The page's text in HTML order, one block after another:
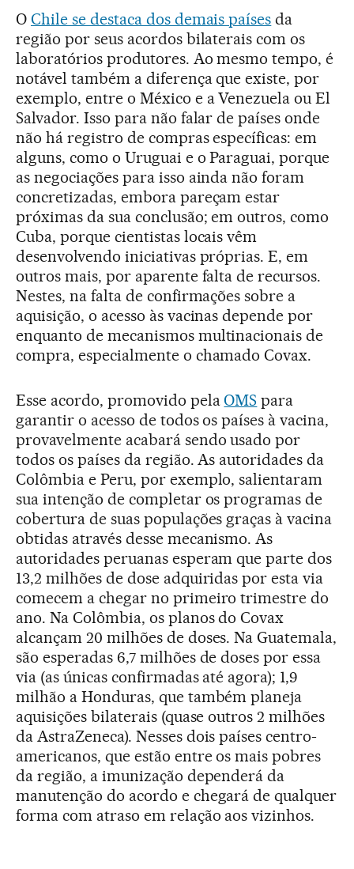
O Chile se destaca dos demais países da
região por seus acordos bilaterais com os
laboratórios produtores. Ao mesmo tempo, é
notável também a diferença que existe, por
exemplo, entre o México e a Venezuela ou El
Salvador. Isso para não falar de países onde
não há registro de compras específicas: em
alguns, como o Uruguai e o Paraguai, porque
as negociações para isso ainda não foram
concretizadas, embora pareçam estar
próximas da sua conclusão; em outros, como
Cuba, porque cientistas locais vêm
desenvolvendo iniciativas próprias. E, em
outros mais, por aparente falta de recursos.
Nestes, na falta de confirmações sobre a
aquisição, o acesso às vacinas depende por
enquanto de mecanismos multinacionais de
compra, especialmente o chamado Covax.
Esse acordo, promovido pela OMS para
garantir o acesso de todos os países à vacina,
provavelmente acabará sendo usado por
todos os países da região. As autoridades da
Colômbia e Peru, por exemplo, salientaram
sua intenção de completar os programas de
cobertura de suas populações graças à vacina
obtidas através desse mecanismo. As
autoridades peruanas esperam que parte dos
13,2 milhões de dose adquiridas por esta via
comecem a chegar no primeiro trimestre do
ano. Na Colômbia, os planos do Covax
alcançam 20 milhões de doses. Na Guatemala,
são esperadas 6,7 milhões de doses por essa
via (as únicas confirmadas até agora); 1,9
milhão a Honduras, que também planeja
aquisições bilaterais (quase outros 2 milhões
da AstraZeneca). Nesses dois países centro-
americanos, que estão entre os mais pobres
da região, a imunização dependerá da
manutenção do acordo e chegará de qualquer
forma com atraso em relação aos vizinhos.